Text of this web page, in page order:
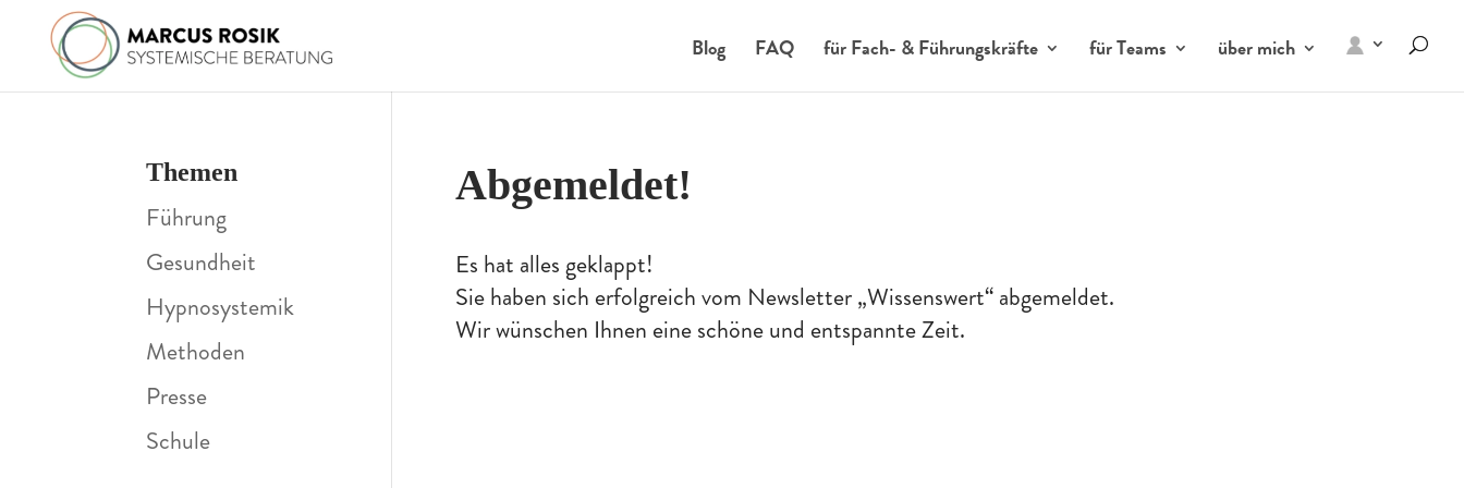
Blog FAQ für Fach- & Führungskräfte für Teams über mich
Abgemeldet!
Es hat alles geklappt!
Sie haben sich erfolgreich vom Newsletter „Wissenswert“ abgemeldet.
Wir wünschen Ihnen eine schöne und entspannte Zeit.
Themen
Führung
Gesundheit
Hypnosystemik
Methoden
Presse
Schule